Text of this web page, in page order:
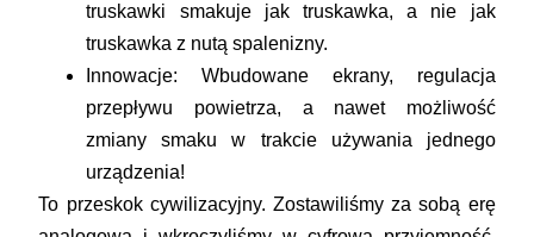
truskawki smakuje jak truskawka, a nie jak
truskawka z nutą spalenizny.
Innowacje: Wbudowane ekrany, regulacja
przepływu powietrza, a nawet możliwość
zmiany smaku w trakcie używania jednego
urządzenia!
To przeskok cywilizacyjny. Zostawiliśmy za sobą erę